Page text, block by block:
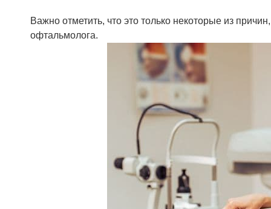
Важно отметить, что это только некоторые из
офтальмолога.